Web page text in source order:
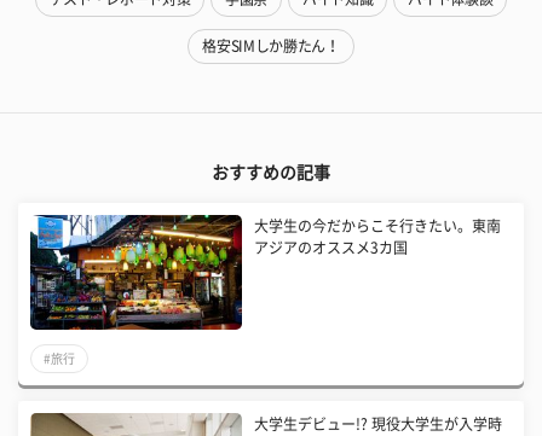
格安SIMしか勝たん！
おすすめの記事
大学生の今だからこそ行きたい。東南
アジアのオススメ3カ国
#旅行
大学生デビュー!? 現役大学生が入学時